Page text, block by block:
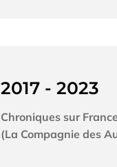
2017 - 2023
Chroniques sur
(La Compagnie des